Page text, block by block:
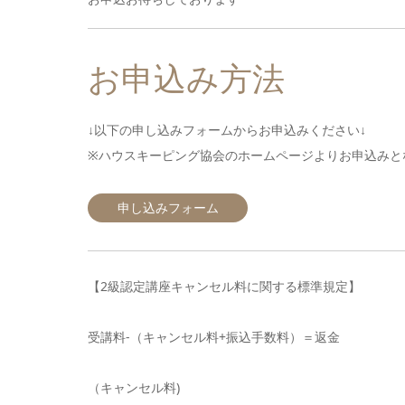
お申込み方法
↓以下の申し込みフォームからお申込みください↓
※ハウスキーピング協会のホームページよりお申込み
申し込みフォーム
【2級認定講座キャンセル料に関する標準規定】
受講料-（キャンセル料+振込手数料）＝返金
（キャンセル料)